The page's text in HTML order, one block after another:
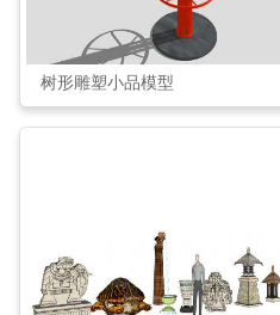
树形雕塑小品模型